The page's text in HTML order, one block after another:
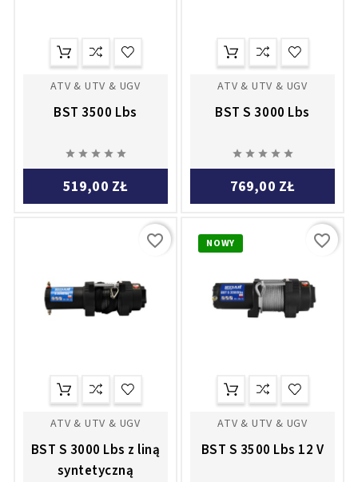
ATV & UTV & UGV
BST 3500 Lbs
    
519,00 ZŁ
ATV & UTV & UGV
BST S 3000 Lbs
    
769,00 ZŁ
ATV & UTV & UGV
BST S 3000 Lbs z liną
syntetyczną
favorite_border NOWY
ATV & UTV & UGV
BST S 3500 Lbs 12 V
favorite_border